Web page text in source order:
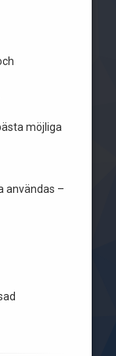
möjliga
användas –